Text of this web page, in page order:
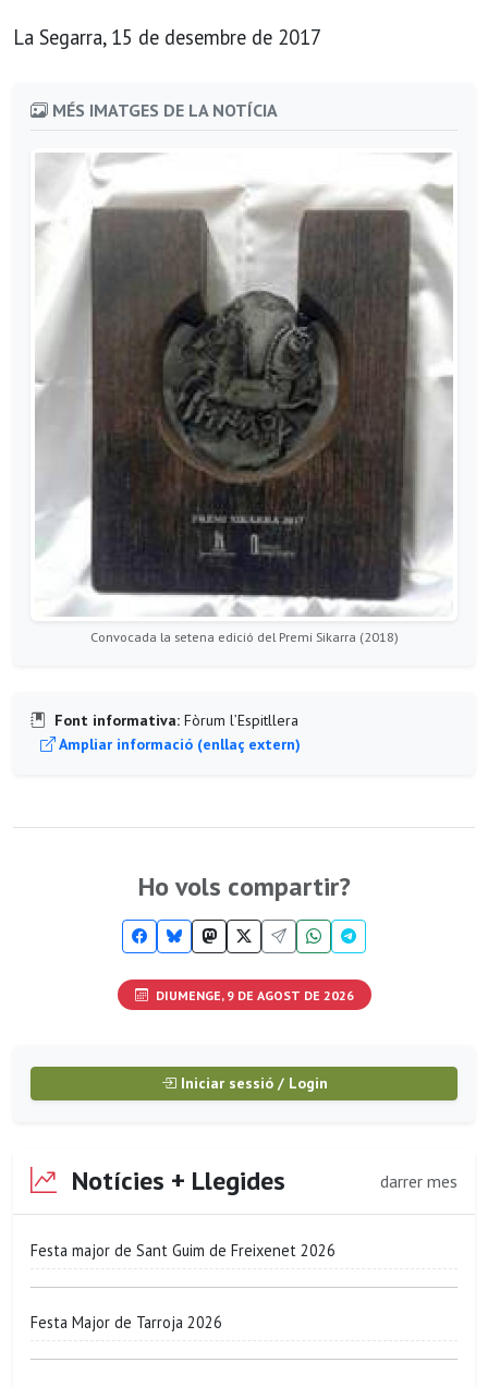
La Segarra, 15 de desembre de 2017
MÉS IMATGES DE LA NOTÍCIA
Convocada la setena edició del Premi Sikarra (2018)
Font informativa: Fòrum l’Espitllera
Ampliar informació (enllaç extern)
Ho vols compartir?
DIUMENGE, 9 DE AGOST DE 2026
Iniciar sessió / Login
Notícies + Llegides darrer mes
Festa major de Sant Guim de Freixenet 2026
Festa Major de Tarroja 2026